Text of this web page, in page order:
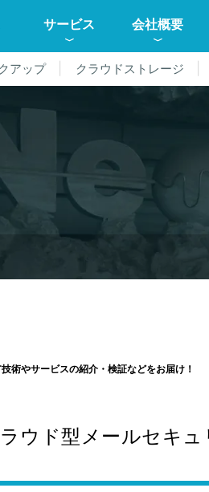
サービス 会社概要
アップ クラウドストレージ
術やサービスの紹介・検証などをお届け！
ウド型メールセキ